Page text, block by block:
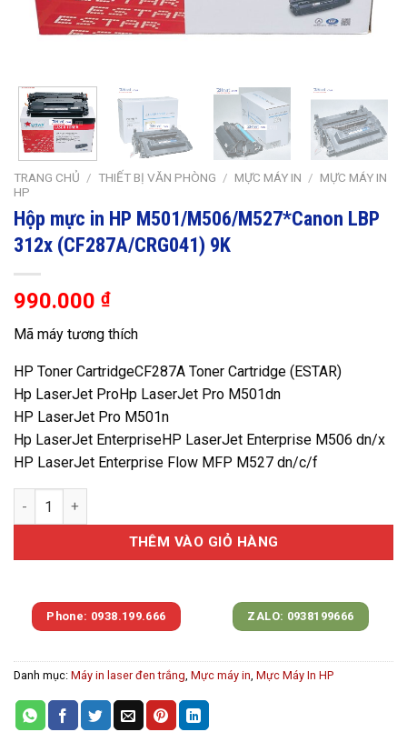
TRANG CHỦ / THIẾT BỊ VĂN PHÒNG / MỰC MÁY IN / MỰC MÁY IN
HP
Hộp mực in HP M501/M506/M527*Canon LBP
312x (CF287A/CRG041) 9K
990.000 ₫
Mã máy tương thích
HP Toner CartridgeCF287A Toner Cartridge (ESTAR)
Hp LaserJet ProHp LaserJet Pro M501dn
HP LaserJet Pro M501n
Hp LaserJet EnterpriseHP LaserJet Enterprise M506 dn/x
HP LaserJet Enterprise Flow MFP M527 dn/c/f
Hộp mực in HP M501/M506/M527*Canon LBP 312x (CF287A/
THÊM VÀO GIỎ HÀNG
Phone: 0938.199.666 ZALO: 0938199666
Danh mục: Máy in laser đen trắng Mực máy in Mực Máy In HP